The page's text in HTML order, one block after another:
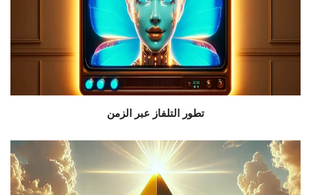
تطور التلفاز عبر الزمن